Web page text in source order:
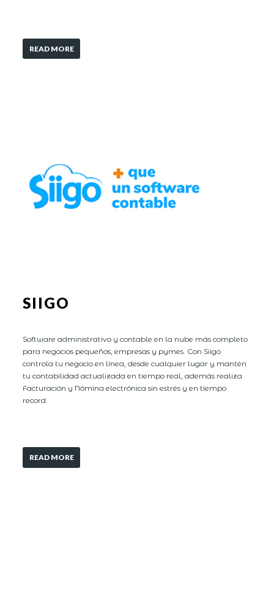
READ MORE
SIIGO
Software administrativo y contable en la nube más completo
para negocios pequeños, empresas y pymes. Con Siigo
controla tu negocio en línea, desde cualquier lugar y mantén
tu contabilidad actualizada en tiempo real, además realiza
Facturación y Nómina electrónica sin estrés y en tiempo
record.
READ MORE